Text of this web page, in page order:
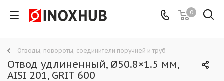
0
Отводы, повороты, соединители поручней и труб
Отвод удлиненный, Ø50.8×1.5 мм,
AISI 201, GRIT 600